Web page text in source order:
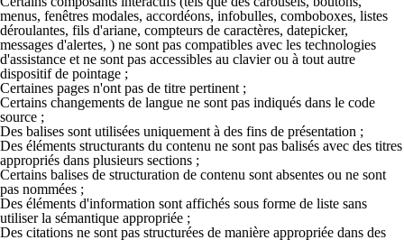
menus, fenêtres modales, accordéons, infobulles, comboboxes, listes
déroulantes, fils d'ariane, compteurs de caractères, datepicker,
messages d'alertes, ) ne sont pas compatibles avec les technologies
d'assistance et ne sont pas accessibles au clavier ou à tout autre
dispositif de pointage ;
Certaines pages n'ont pas de titre pertinent ;
Certains changements de langue ne sont pas indiqués dans le code
source ;
Des balises sont utilisées uniquement à des fins de présentation ;
Des éléments structurants du contenu ne sont pas balisés avec des titres
appropriés dans plusieurs sections ;
Certains balises de structuration de contenu sont absentes ou ne sont
pas nommées ;
Des éléments d'information sont affichés sous forme de liste sans
utiliser la sémantique appropriée ;
Des citations ne sont pas structurées de manière appropriée dans des